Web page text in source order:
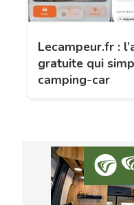
Lecampeur.fr :
gratuite qui
camping-car